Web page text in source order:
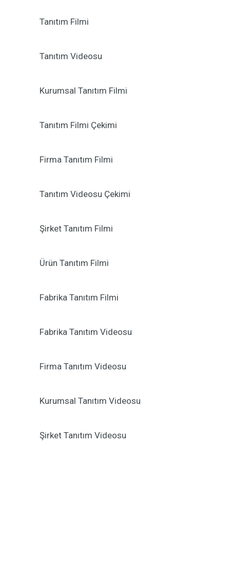
Tanıtım Filmi
Tanıtım Videosu
Kurumsal Tanıtım Filmi
Tanıtım Filmi Çekimi
Firma Tanıtım Filmi
Tanıtım Videosu Çekimi
Şirket Tanıtım Filmi
Ürün Tanıtım Filmi
Fabrika Tanıtım Filmi
Fabrika Tanıtım Videosu
Firma Tanıtım Videosu
Kurumsal Tanıtım Videosu
Şirket Tanıtım Videosu